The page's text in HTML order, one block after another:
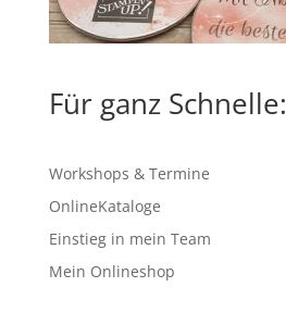
Für ganz Schnelle:
Workshops & Termine
OnlineKataloge
Einstieg in mein Team
Mein Onlineshop